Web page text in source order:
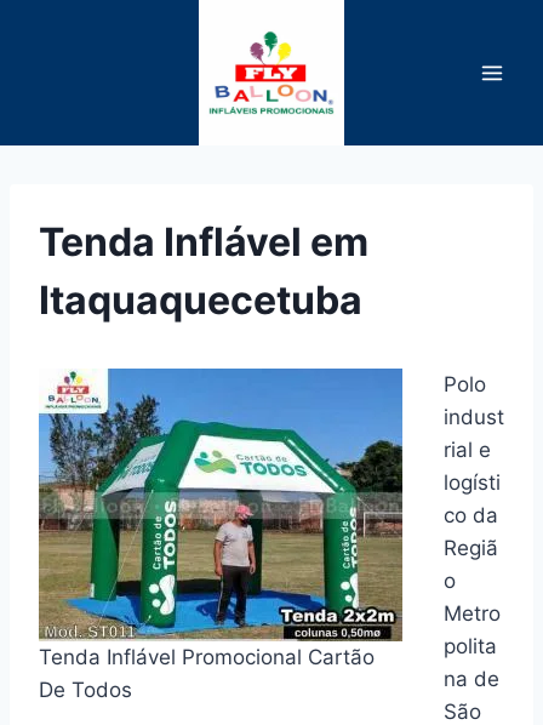
Tenda Inflável em
Itaquaquecetuba
Tenda Inflável Promocional Cartão
De Todos
Polo
indust
rial e
logísti
co da
Regiã
o
Metro
polita
na de
São